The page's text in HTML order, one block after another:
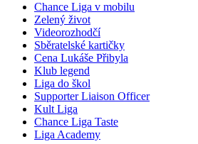
Chance Liga v mobilu
Zelený život
Videorozhodčí
Sběratelské kartičky
Cena Lukáše Přibyla
Klub legend
Liga do škol
Supporter Liaison Officer
Kult Liga
Chance Liga Taste
Liga Academy